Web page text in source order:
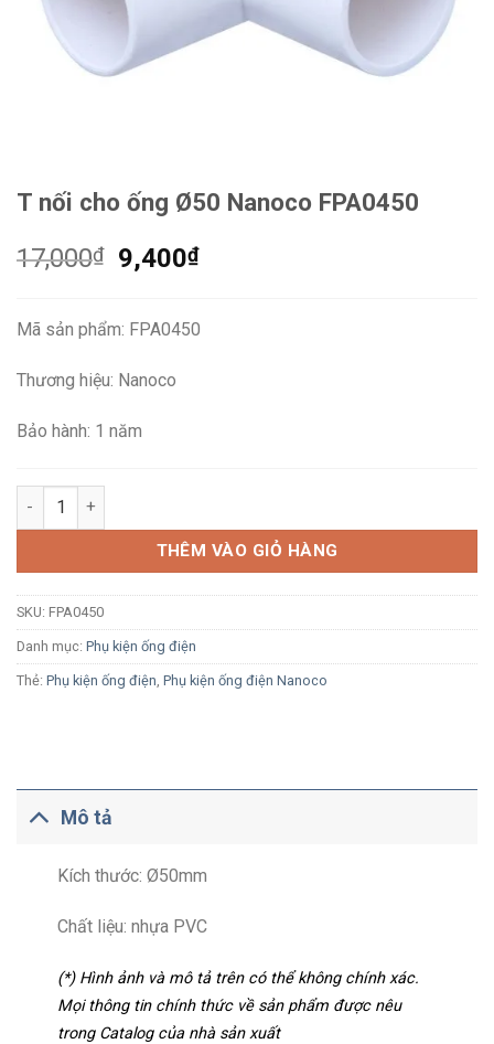
T nối cho ống Ø50 Nanoco FPA0450
17,000₫
Giá
17,000₫.
9,400₫Giá
là:
Mã sản phẩm: FPA0450
Thương hiệu: Nanoco
Bảo hành: 1 năm
T nối cho ống Ø50 Nanoco FPA0450 số lượng
THÊM VÀO GIỎ HÀNG
SKU: FPA0450
Danh mục: Phụ kiện ống điện
Thẻ: Phụ kiện ống điện, Phụ kiện ống điện Nanoco
Mô tả
Kích thước: Ø50mm
Chất liệu: nhựa PVC
(*) Hình ảnh và mô tả trên có thể không chính xác.
Mọi thông tin chính thức về sản phẩm được nêu
trong Catalog của nhà sản xuất